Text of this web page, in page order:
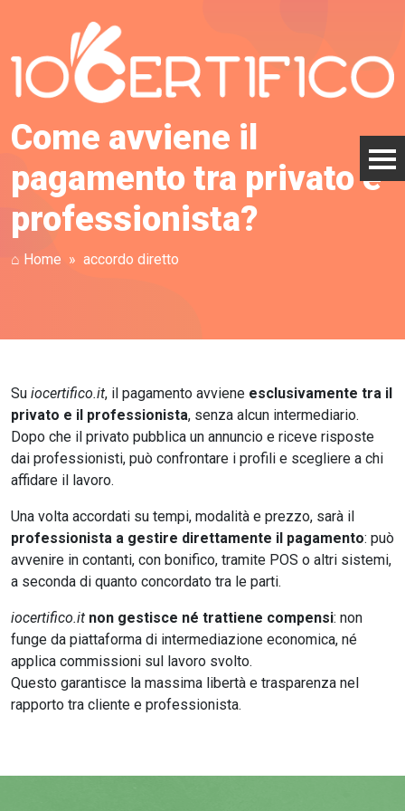
Come avviene il
pagamento tra privato e
professionista?
⌂ Home accordo diretto
Su iocertifico.it, il pagamento avviene esclusivamente tra il
privato e il professionista, senza alcun intermediario.
Dopo che il privato pubblica un annuncio e riceve risposte
dai professionisti, può confrontare i profili e scegliere a chi
affidare il lavoro.
Una volta accordati su tempi, modalità e prezzo, sarà il
professionista a gestire direttamente il pagamento: può
avvenire in contanti, con bonifico, tramite POS o altri sistemi,
a seconda di quanto concordato tra le parti.
iocertifico.it non gestisce né trattiene compensi: non
funge da piattaforma di intermediazione economica, né
applica commissioni sul lavoro svolto.
Questo garantisce la massima libertà e trasparenza nel
rapporto tra cliente e professionista.